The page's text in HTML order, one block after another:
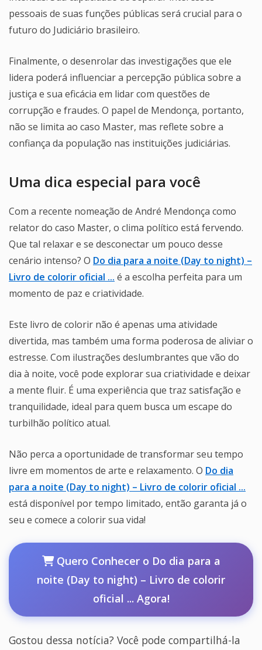
pessoais de suas funções públicas será crucial para o
futuro do Judiciário brasileiro.
Finalmente, o desenrolar das investigações que ele
lidera poderá influenciar a percepção pública sobre a
justiça e sua eficácia em lidar com questões de
corrupção e fraudes. O papel de Mendonça, portanto,
não se limita ao caso Master, mas reflete sobre a
confiança da população nas instituições judiciárias.
Uma dica especial para você
Com a recente nomeação de André Mendonça como
relator do caso Master, o clima político está fervendo.
Que tal relaxar e se desconectar um pouco desse
cenário intenso? O Do dia para a noite (Day to night) –
Livro de colorir oficial ... é a escolha perfeita para um
momento de paz e criatividade.
Este livro de colorir não é apenas uma atividade
divertida, mas também uma forma poderosa de aliviar o
estresse. Com ilustrações deslumbrantes que vão do
dia à noite, você pode explorar sua criatividade e deixar
a mente fluir. É uma experiência que traz satisfação e
tranquilidade, ideal para quem busca um escape do
turbilhão político atual.
Não perca a oportunidade de transformar seu tempo
livre em momentos de arte e relaxamento. O Do dia
para a noite (Day to night) – Livro de colorir oficial ...
está disponível por tempo limitado, então garanta já o
seu e comece a colorir sua vida!
Quero Conhecer o Do dia para a
noite (Day to night) – Livro de colorir
oficial ... Agora!
Gostou dessa notícia? Você pode compartilhá-la